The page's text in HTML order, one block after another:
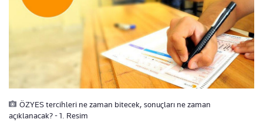
ÖZYES tercihleri ne zaman bitecek, sonuçları ne zaman
açıklanacak? - 1. Resim